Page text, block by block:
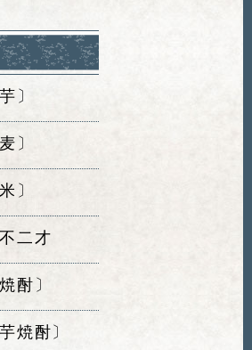
〕
〕
〕
二才
酎〕
焼酎〕